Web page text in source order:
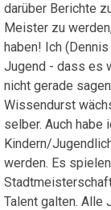
darüber Berichte
Meister zu
haben! Ich
Jugend - dass es
nicht gerade
Wissendurst
selber. Auch habe
Kindern/
werden. Es
Talent galten. Alle